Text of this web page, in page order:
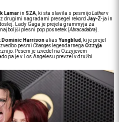
Lamarin SZA , ki sta slavila s pesmijoLutherv
drugimi nagradami presegel rekord Jay-Z-ja in
Lady Gaga je prejela grammyja za
plesni pop posnetek (Abracadabra).
Dominic Harrisonalias Yungblud
, ki je prejel
pesmi Changes legendarnega Ozzyja
Pesem je izvedel na Ozzyjevem
pa je v Los Angelesu prevzel v družbi